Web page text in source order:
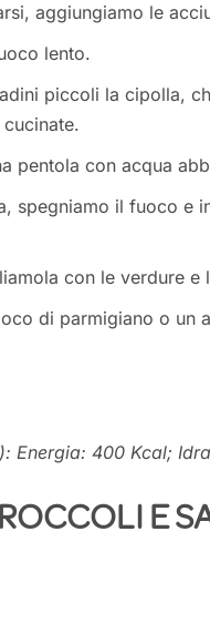
aggiungiamo le
lento.
piccoli la cipolla,
pentola con acqua
spegniamo il fuoco e
con le verdure e
di parmigiano o
Energia: 400 Kcal;
E